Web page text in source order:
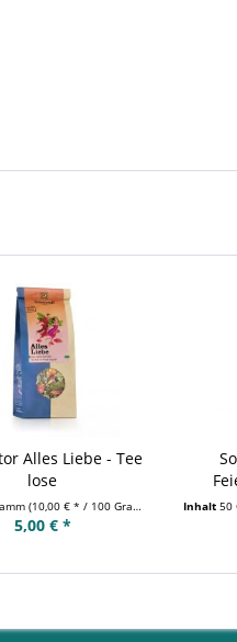
Alles Liebe - Tee
lose
(10,00 € * / 100 Gramm)
5,00 € *
Inhalt50